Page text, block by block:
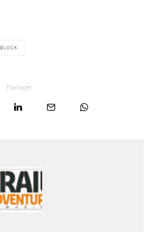
Partager